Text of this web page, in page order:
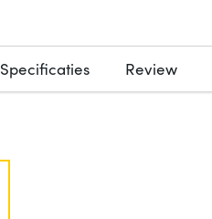
Specificaties Review